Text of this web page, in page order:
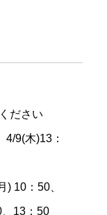
ださい
9(木)13：
) 10：50、
13：50